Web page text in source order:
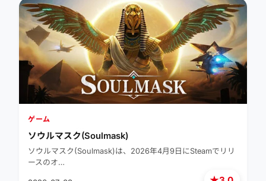
ゲーム
ソウルマスク(Soulmask)
ソウルマスク(Soulmask)は、2026年4月9日にSteamでリリ
ースのオ…